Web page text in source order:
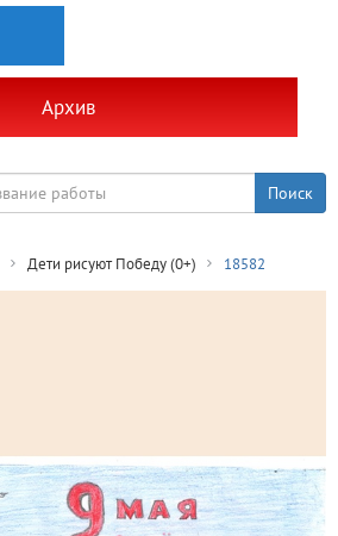
Архив
Дети рисуют Победу (0+) 18582